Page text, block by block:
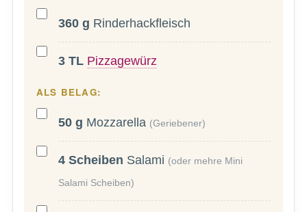
360 g Rinderhackfleisch
3 TL Pizzagewürz
ALS BELAG:
50 g Mozzarella (Geriebener)
4 Scheiben Salami (oder mehre Mini
Salami Scheiben)